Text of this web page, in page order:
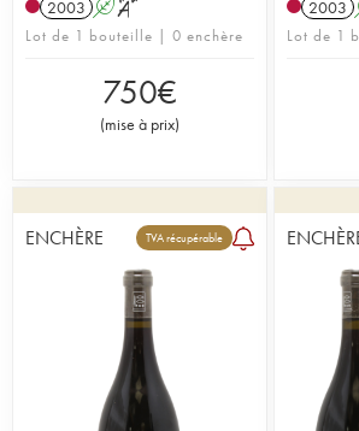
2003 A S
Lot de 1 bouteille | 0 enchère
750€
(mise à prix)
2003
Lot de 1
ENCHÈRE TVA récupérable